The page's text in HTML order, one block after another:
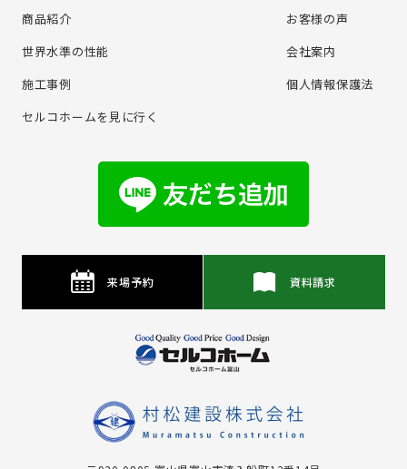
商品紹介
世界水準の性能
施⼯事例
セルコホームを⾒に⾏く
お客様の声
会社案内
個⼈情報保護法
来場予約 資料請求